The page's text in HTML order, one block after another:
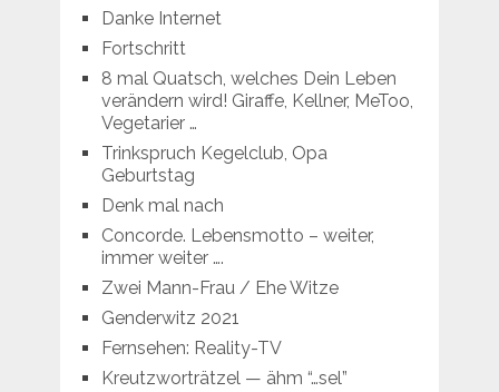
Danke Internet
Fortschritt
8 mal Quatsch, welches Dein Leben
verändern wird! Giraffe, Kellner, MeToo,
Vegetarier …
Trinkspruch Kegelclub, Opa
Geburtstag
Denk mal nach
Concorde. Lebensmotto – weiter,
immer weiter ….
Zwei Mann-Frau / Ehe Witze
Genderwitz 2021
Fernsehen: Reality-TV
Kreutzworträtzel — ähm “…sel”